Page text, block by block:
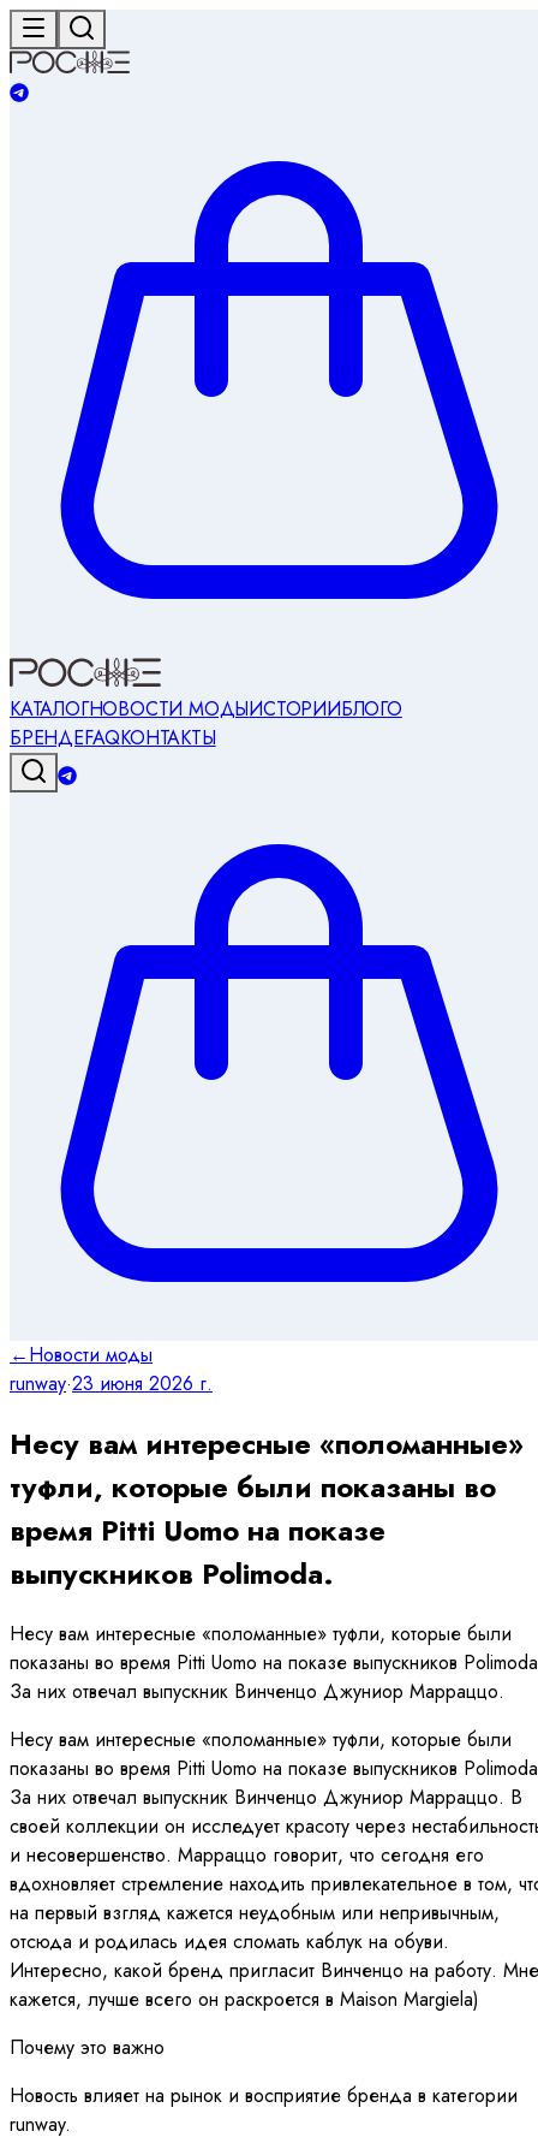
КАТАЛОГНОВОСТИ МОДЫИСТОРИИБЛОГО
БРЕНДЕFAQКОНТАКТЫ
←Новости моды
runway·23 июня 2026 г.
Несу вам интересные «поломанные»
туфли, которые были показаны во
время Pitti Uomo на показе
выпускников Polimoda.
Несу вам интересные «поломанные» туфли, которые были
показаны во время Pitti Uomo на показе выпускников
За них отвечал выпускник Винченцо Джуниор Марраццо.
Несу вам интересные «поломанные» туфли, которые были
показаны во время Pitti Uomo на показе выпускников
За них отвечал выпускник Винченцо Джуниор Марраццо. В
своей коллекции он исследует красоту через
и несовершенство. Марраццо говорит, что сегодня его
вдохновляет стремление находить привлекательное в том,
на первый взгляд кажется неудобным или непривычным,
отсюда и родилась идея сломать каблук на обуви.
Интересно, какой бренд пригласит Винченцо на работу. Мне
кажется, лучше всего он раскроется в Maison Margiela)
Почему это важно
Новость влияет на рынок и восприятие бренда в категории
runway.